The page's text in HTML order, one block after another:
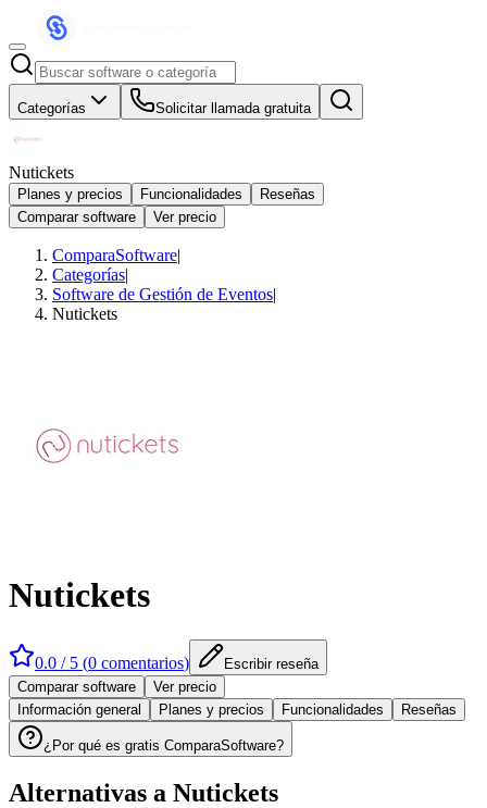
Categorías Solicitar llamada gratuita
Nutickets
Planes y precios Funcionalidades
Reseñas
Comparar software
Ver precio
ComparaSoftware|
Categorías|
Software de Gestión de Eventos|
Nutickets
Nutickets
0.0 / 5 (0 comentarios)
Escribir reseña
Comparar software
Ver precio
Información general
Planes y precios Funcionalidades Reseñas
¿Por qué es gratis ComparaSoftware?
Alternativas a Nutickets